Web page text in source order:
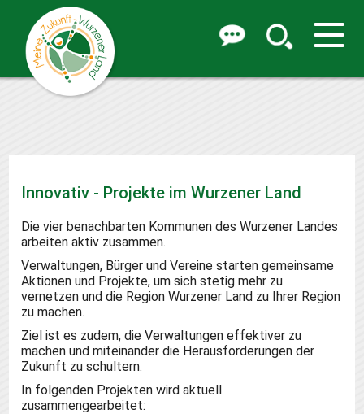
Innovativ - Projekte im Wurzener Land
Die vier benachbarten Kommunen des Wurzener Landes
arbeiten aktiv zusammen.
Verwaltungen, Bürger und Vereine starten gemeinsame
Aktionen und Projekte, um sich stetig mehr zu
vernetzen und die Region Wurzener Land zu Ihrer Region
zu machen.
Ziel ist es zudem, die Verwaltungen effektiver zu
machen und miteinander die Herausforderungen der
Zukunft zu schultern.
In folgenden Projekten wird aktuell
zusammengearbeitet: